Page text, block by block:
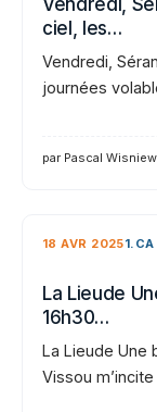
ciel, les…
Vendredi,
journées
par Pascal
18 AVR 2025
La Lieude
16h30…
La Lieude Une
Vissou